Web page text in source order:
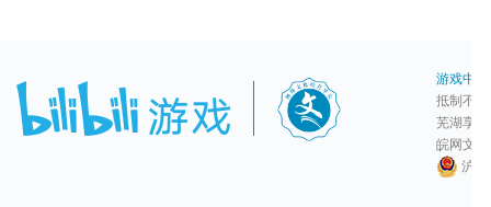
游戏中心
抵制不
芜湖享
皖网文
沪公